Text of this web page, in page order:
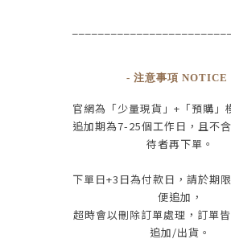
- 注意事項 NOTICE
官網為 「少量現貨」+ 「預購」
追加期為7-25個工作日 ，且不
待者再下單 。
下單日+3 日為付款日，請於期
便追加，
超時會以刪除訂單處理，訂單
追加/出貨 。